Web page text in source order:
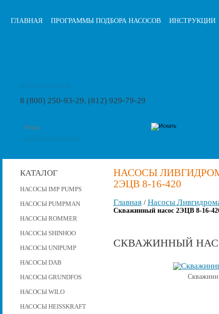
ГЛАВНАЯ ПРОГРАММЫ ПОДБОРА НАСОСОВ ИНСТРУКЦИИ
8 (800) 250-93-29, (812) 929-79-29
КАТАЛОГ
НАСОСЫ IMP PUMPS
НАСОСЫ PUMPMAN
НАСОСЫ ROMMER
НАСОСЫ SHINHOO
НАСОСЫ UNIPUMP
НАСОСЫ DAB
НАСОСЫ GRUNDFOS
НАСОСЫ WILO
НАСОСЫ HEISSKRAFT
НАСОСЫ
2ЭЦВ 8-16-420
Главная/ Насосы
Скважинный насос 2ЭЦВ 8-16-
СКВАЖИННЫЙ